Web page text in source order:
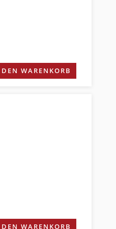
WARENKORB
WARENKORB